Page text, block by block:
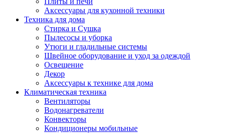
Аксессуары для кухонной техники
Техника для дома
Стирка и Сушка
Пылесосы и уборка
Утюги и гладильные системы
Швейное оборудование и уход за одеждой
Освещение
Декор
Аксессуары к технике для дома
Климатическая техника
Вентиляторы
Водонагреватели
Конвекторы
Кондиционеры мобильные